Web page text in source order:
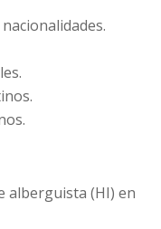
alberguista (HI) en